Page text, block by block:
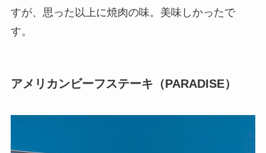
すが、思った以上に焼肉の味。美味しかったで
す。
アメリカンビーフステーキ（PARADISE）